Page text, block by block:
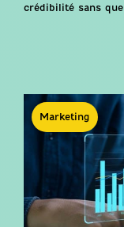
crédibilité sans
Marketing